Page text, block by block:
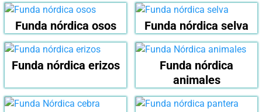
Funda nórdica osos Funda nórdica selva
Funda nórdica erizos
Funda nórdica
animales